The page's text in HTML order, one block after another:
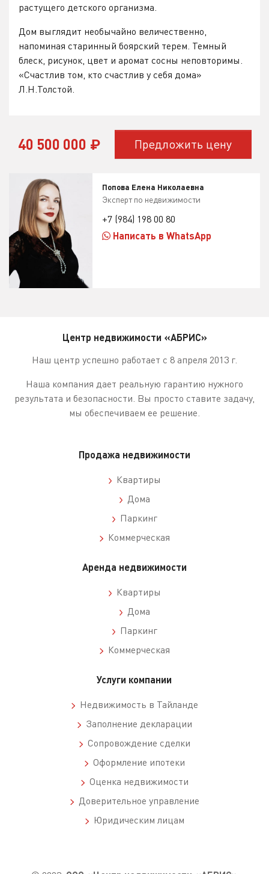
растущего детского организма.
Дом выглядит необычайно величественно,
напоминая старинный боярский терем. Темный
блеск, рисунок, цвет и аромат сосны неповторимы.
«Счастлив том, кто счастлив у себя дома»
Л.Н.Толстой.
40 500 000 ₽ Предложить цену
Попова Елена Николаевна
Эксперт по недвижимости
+7 (984) 198 00 80
Написать в WhatsApp
Центр недвижимости «АБРИС»
Наш центр успешно работает с 8 апреля 2013 г.
Наша компания дает реальную гарантию нужного
результата и безопасности. Вы просто ставите задачу,
мы обеспечиваем ее решение.
Продажа недвижимости
Квартиры
Дома
Паркинг
Коммерческая
Аренда недвижимости
Квартиры
Дома
Паркинг
Коммерческая
Услуги компании
Недвижимость в Тайланде
Заполнение декларации
Сопровождение сделки
Оформление ипотеки
Оценка недвижимости
Доверительное управление
Юридическим лицам